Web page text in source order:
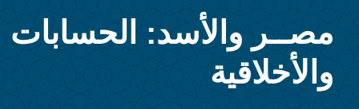
مصــر والأسد: الحسابات
والأخلاقية